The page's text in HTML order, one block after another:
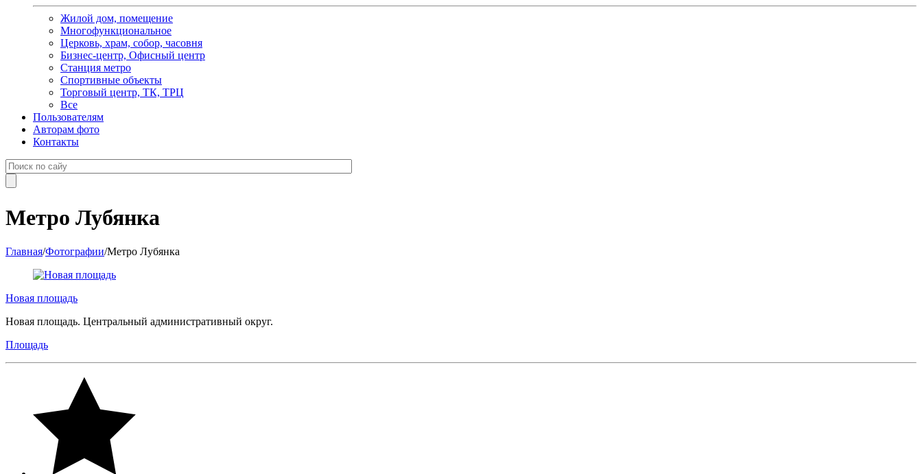
Жилой дом, помещение
Многофункциональное
Церковь, храм, собор, часовня
Бизнес-центр, Офисный центр
Станция метро
Спортивные объекты
Торговый центр, ТК, ТРЦ
Все
Пользователям
Авторам фото
Контакты
Метро Лубянка
Главная/Фотографии/Метро Лубянка
Новая площадь
Новая площадь. Центральный административный округ.
Площадь